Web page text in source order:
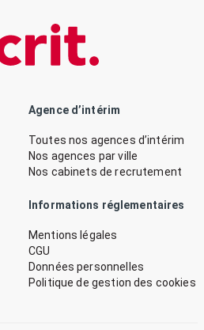
Agence d’intérim
Toutes nos agences d’intérim
Nos agences par ville
Nos cabinets de recrutement
Informations réglementaires
Mentions légales
CGU
Données personnelles
Politique de gestion des cookies